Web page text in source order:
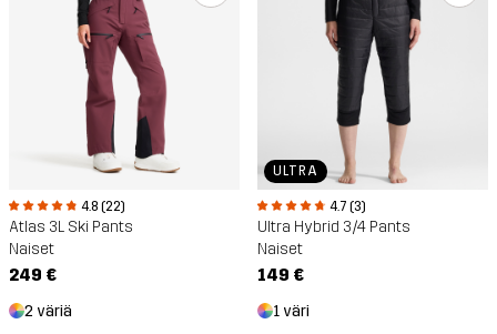
4.8 (22)
Atlas 3L Ski Pants
Naiset
249 €
2 väriä
ULTRA
4.7 (3)
Ultra Hybrid 3/4 Pants
Naiset
149 €
1 väri